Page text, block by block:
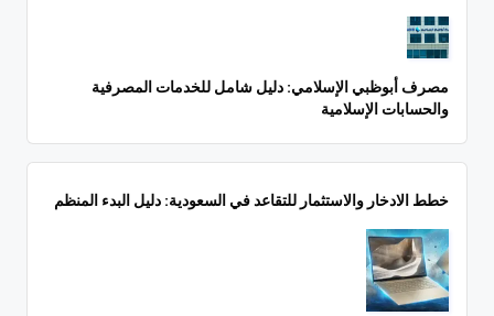
مصرف أبوظبي الإسلامي: دليل شامل للخدمات المصرفية
والحسابات الإسلامية
خطط الادخار والاستثمار للتقاعد في السعودية: دليل البدء المنظم